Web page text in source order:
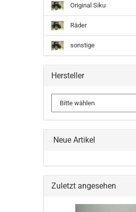
Original Siku
Räder
sonstige
Hersteller
Neue Artikel
Zuletzt angesehen